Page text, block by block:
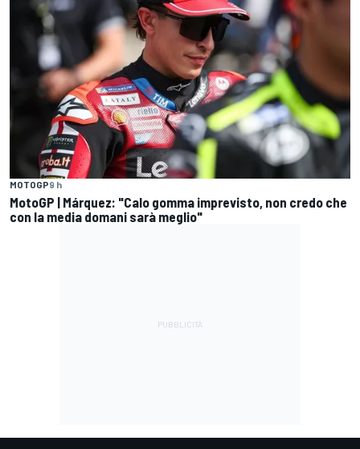
MOTOGP9 h
MotoGP | Márquez: "Calo gomma imprevisto, non credo che
con la media domani sarà meglio"